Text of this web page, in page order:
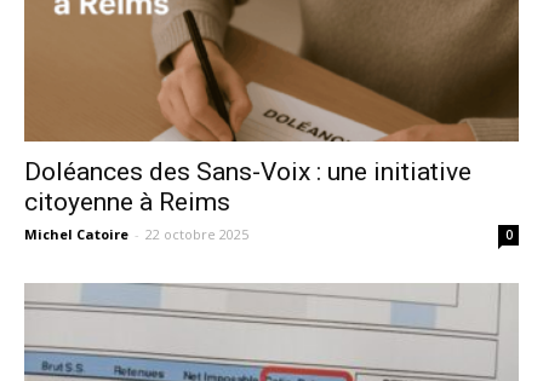
Doléances des Sans-Voix : une initiative
citoyenne à Reims
Michel Catoire - 22 octobre 2025 0